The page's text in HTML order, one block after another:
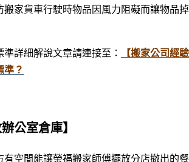
搬家貨車行駛時物品因風力阻礙而讓物品掉
詳細解說文章請連接至：
【搬家公司經驗
準？
公室倉庫】
有空間能讓榮福搬家師傅擺放分店撤出的餐